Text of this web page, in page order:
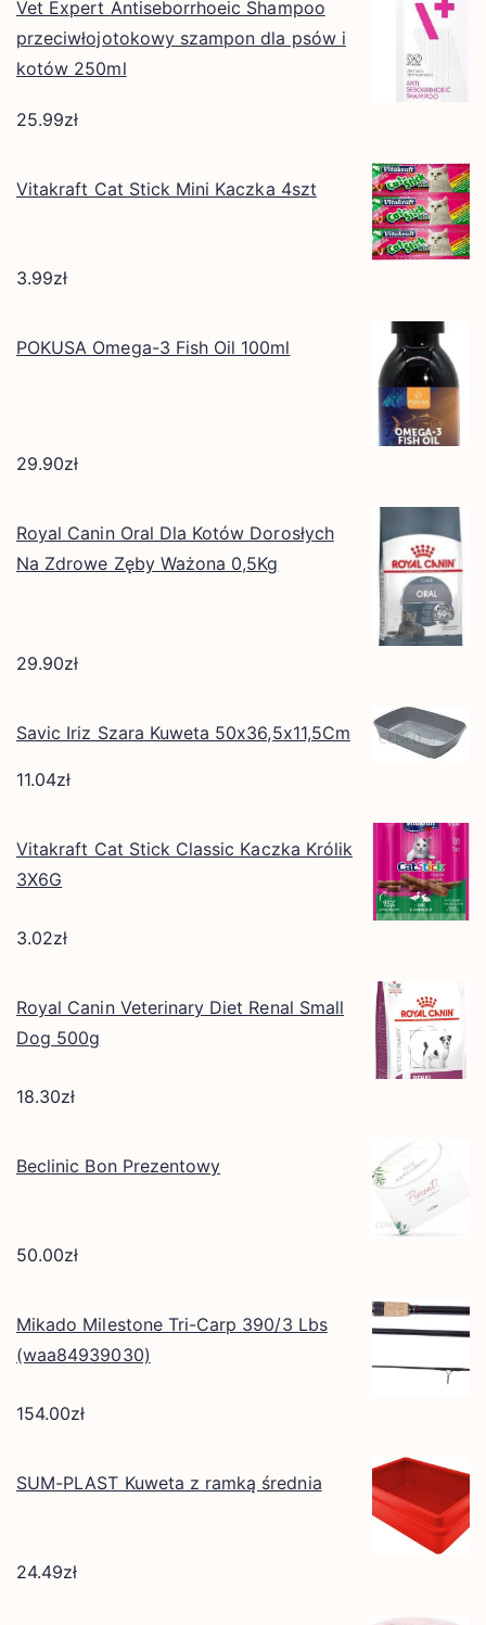
Vet Expert Antiseborrhoeic Shampoo
przeciwłojotokowy szampon dla psów i
kotów 250ml
25.99zł
Vitakraft Cat Stick Mini Kaczka 4szt
3.99zł
POKUSA Omega-3 Fish Oil 100ml
29.90zł
Royal Canin Oral Dla Kotów Dorosłych
Na Zdrowe Zęby Ważona 0,5Kg
29.90zł
Savic Iriz Szara Kuweta 50x36,5x11,5Cm
11.04zł
Vitakraft Cat Stick Classic Kaczka Królik
3X6G
3.02zł
Royal Canin Veterinary Diet Renal Small
Dog 500g
18.30zł
Beclinic Bon Prezentowy
50.00zł
Mikado Milestone Tri-Carp 390/3 Lbs
(waa84939030)
154.00zł
SUM-PLAST Kuweta z ramką średnia
24.49zł